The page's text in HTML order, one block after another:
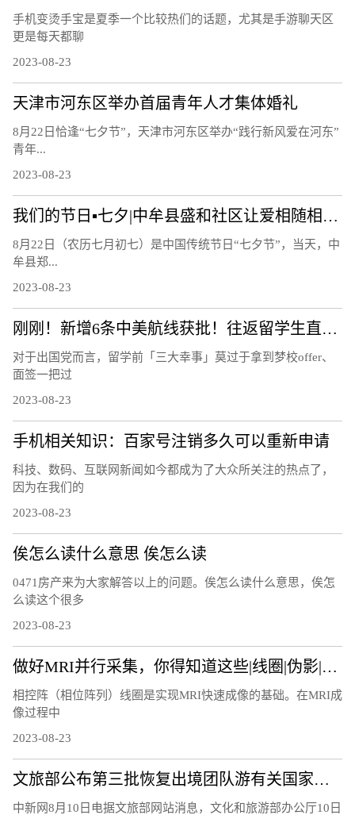
手机变烫手宝是夏季一个比较热们的话题，尤其是手游聊天区
更是每天都聊
2023-08-23
天津市河东区举办首届青年人才集体婚礼
8月22日恰逢“七夕节”，天津市河东区举办“践行新风爱在河东”
青年...
2023-08-23
我们的节日▪七夕|中牟县盛和社区让爱相随相约白首
8月22日（农历七月初七）是中国传统节日“七夕节”，当天，中
牟县郑...
2023-08-23
刚刚！新增6条中美航线获批！往返留学生直接省出一部iPhone……
对于出国党而言，留学前「三大幸事」莫过于拿到梦校offer、
面签一把过
2023-08-23
手机相关知识：百家号注销多久可以重新申请
科技、数码、互联网新闻如今都成为了大众所关注的热点了，
因为在我们的
2023-08-23
俟怎么读什么意思 俟怎么读
0471房产来为大家解答以上的问题。俟怎么读什么意思，俟怎
么读这个很多
2023-08-23
做好MRI并行采集，你得知道这些|线圈|伪影|图像|因子|
相控阵（相位阵列）线圈是实现MRI快速成像的基础。在MRI成
像过程中
2023-08-23
文旅部公布第三批恢复出境团队游有关国家和地区名单
中新网8月10日电据文旅部网站消息，文化和旅游部办公厅10日